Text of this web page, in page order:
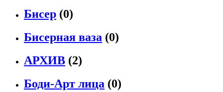
Бисер (0)
Бисерная ваза (0)
АРХИВ (2)
Боди-Арт лица (0)